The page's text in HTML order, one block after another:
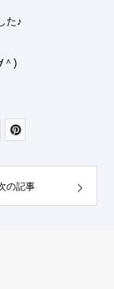
た♪
＾)
の記事